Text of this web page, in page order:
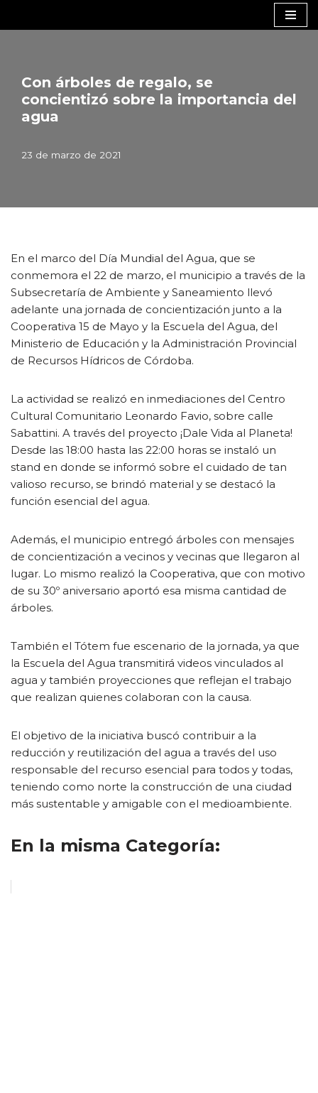
Con árboles de regalo, se
concientizó sobre la importancia del
agua
23 de marzo de 2021
En el marco del Día Mundial del Agua, que se
conmemora el 22 de marzo, el municipio a través de la
Subsecretaría de Ambiente y Saneamiento llevó
adelante una jornada de concientización junto a la
Cooperativa 15 de Mayo y la Escuela del Agua, del
Ministerio de Educación y la Administración Provincial
de Recursos Hídricos de Córdoba.
La actividad se realizó en inmediaciones del Centro
Cultural Comunitario Leonardo Favio, sobre calle
Sabattini. A través del proyecto ¡Dale Vida al Planeta!
Desde las 18:00 hasta las 22:00 horas se instaló un
stand en donde se informó sobre el cuidado de tan
valioso recurso, se brindó material y se destacó la
función esencial del agua.
Además, el municipio entregó árboles con mensajes
de concientización a vecinos y vecinas que llegaron al
lugar. Lo mismo realizó la Cooperativa, que con motivo
de su 30º aniversario aportó esa misma cantidad de
árboles.
También el Tótem fue escenario de la jornada, ya que
la Escuela del Agua transmitirá videos vinculados al
agua y también proyecciones que reflejan el trabajo
que realizan quienes colaboran con la causa.
El objetivo de la iniciativa buscó contribuir a la
reducción y reutilización del agua a través del uso
responsable del recurso esencial para todos y todas,
teniendo como norte la construcción de una ciudad
más sustentable y amigable con el medioambiente.
En la misma Categoría: